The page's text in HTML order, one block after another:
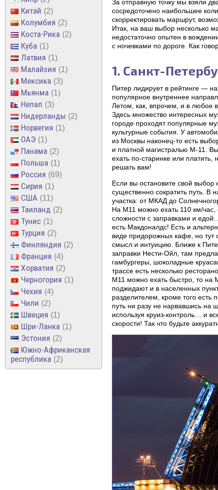
Китай 2
Колумбия 2
Коста-Рика 2
Куба 1
Латвия 1
Малайзия 1
Мексика 3
Мьянма 1
Непал 3
Нидерланды 2
Норвегия 1
ОАЭ 1
Панама 2
Польша 1
Россия 69
Сирия 1
США 11
Таиланд 2
Тунис 1
Турция 2
Финляндия 2
Франция 4
Хорватия 2
Черногория 1
Чехия 4
Чили 2
Швеция 1
Шри-Ланка 1
Эстония 2
Южно-Африканская
республика
2
За отправную точку мы взяли
сосредоточено наибольшее
скорректировать маршрут,
Итак, на ваш выбор несколько
недостаточно опытен в
с ночевками по дороге. Как
1. Санкт-
Питер лидирует в рейтинге —
популярное внутреннее
Летом, как, впрочем, и в любое
Здесь множество интересных
городе проходят популярные
культурные события. У
из Москвы наконец-то есть
и платной магистралью М-11.
ехать по-старинке или платить,
решать вам!
Если вы остановите свой выбор
существенно сократить путь.
участка: от МКАД до
На М11 можно ехать 110 км/час,
сложности с заправками и
есть Макдоналдс! Есть и
виде придорожных кафе, но тут
смысл и интуицию. Ближе к
заправки Нести-Ойл, там
гамбургеры, шоколадные
трассе есть несколько
М11 можно ехать быстро, то на
поджидают и в населенных
разделителем, кроме того
путь ни разу не нарвавшись на
используя круиз-контроль… и
скорости! Так что будьте